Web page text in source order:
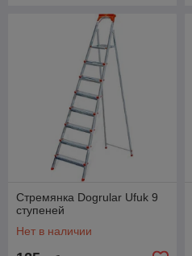
Стремянка Dogrular Ufuk 9
ступеней
Нет в наличии